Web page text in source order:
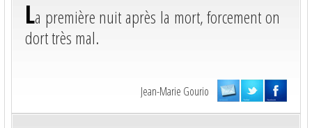
La première nuit après la mort, forcement on
dort très mal.
Jean-Marie Gourio